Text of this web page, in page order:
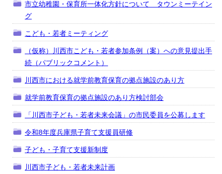
市立幼稚園・保育所一体化方針について タウンミーテイン
グ
こども・若者ミーティング
（仮称）川西市こども・若者参加条例（案）への意見提出手
続（パブリックコメント）
川西市における就学前教育保育の拠点施設のあり方
就学前教育保育の拠点施設のあり方検討部会
「川西市子ども・若者未来会議」の市民委員を公募します
令和8年度兵庫県子育て支援員研修
子ども・子育て支援新制度
川西市子ども・若者未来計画